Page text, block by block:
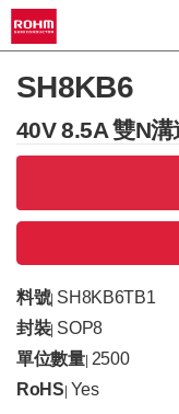
SH8KB6
40V 8.5A 雙N
料號| SH8KB6TB1
封裝| SOP8
單位數量| 2500
RoHS Yes